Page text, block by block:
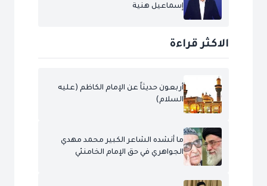
إسماعيل هنية
الاكثر قراءة
أربعون حديثاً عن الإمام الكاظم (عليه
السلام)
ما أنشده الشاعر الكبير محمد مهدي
الجواهري في حق الإمام الخامنئي